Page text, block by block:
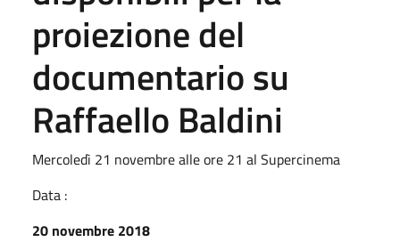
proiezione del
documentario su
Raffaello Baldini
Mercoledì 21 novembre alle ore 21 al Supercinema
Data :
20 novembre 2018